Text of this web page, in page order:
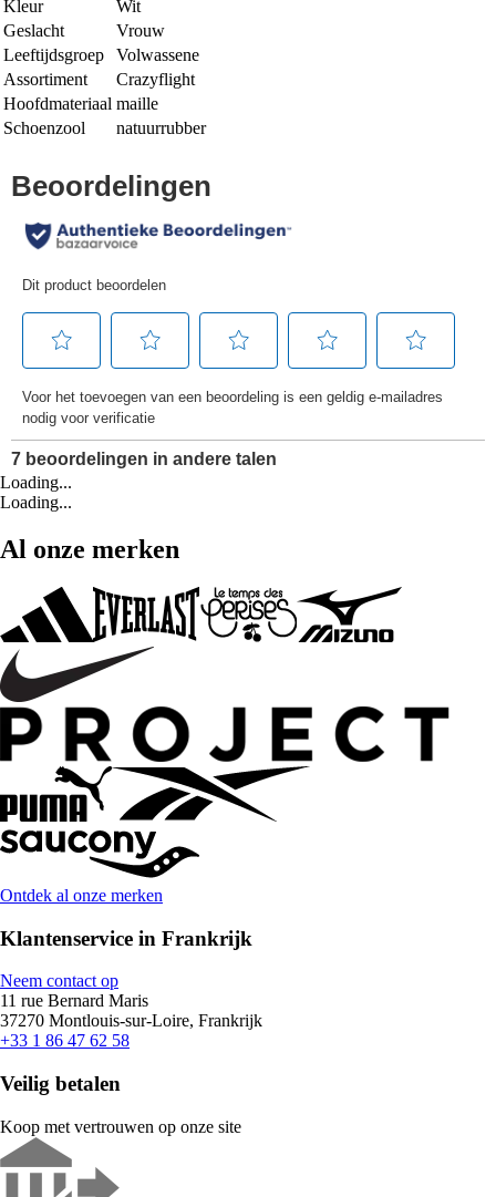
Kleur
Wit
Geslacht
Vrouw
Leeftijdsgroep
Volwassene
Assortiment
Crazyflight
Hoofdmateriaal maille
Schoenzool
natuurrubber
Loading...
Loading...
Al onze merken
Ontdek al onze merken
Klantenservice in Frankrijk
Neem contact op
11 rue Bernard Maris
37270 Montlouis-sur-Loire, Frankrijk
+33 1 86 47 62 58
Veilig betalen
Koop met vertrouwen op onze site